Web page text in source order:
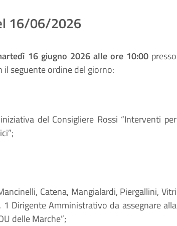
16/06/2026
16 giugno 2026 alle ore 10:00presso
il seguente ordine del giorno:
del Consigliere Rossi “Interventi per
Catena, Mangialardi, Piergallini, Vitri
Dirigente Amministrativo da assegnare alla
delle Marche”;